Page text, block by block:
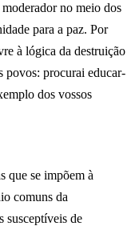
no meio dos
para a paz. Por
à lógica da destruição
povos: procurai educar-
dos vossos
que se impõem à
comuns da
susceptíveis de